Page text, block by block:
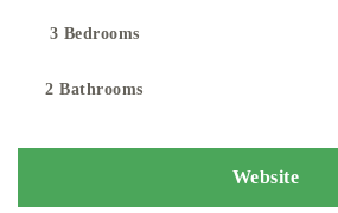
3 Bedrooms
2 Bathrooms
Website